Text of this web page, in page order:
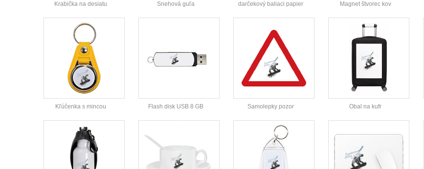
Krabička na desiatu Snehová guľa darčekový baliaci papier Magnet štvorec kov
Kľúčenka s mincou Flash disk USB 8 GB Samolepky pozor Obal na kufr